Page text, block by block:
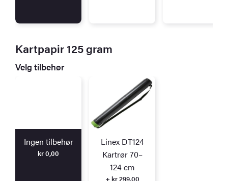
Kartpapir 125 gram
Velg tilbehør
Ingen tilbehør
kr0,00
Linex DT124
Kartrør 70–
124 cm
+ kr 299,00